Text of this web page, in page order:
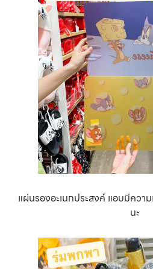
แผ่นรองอะเนกประสงค์ แอบมีควา
นะ